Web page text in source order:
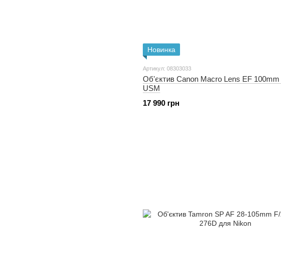
Новинка
Артикул: 08303033
Об'єктив Canon Macro Lens EF 100mm
USM
17 990 грн